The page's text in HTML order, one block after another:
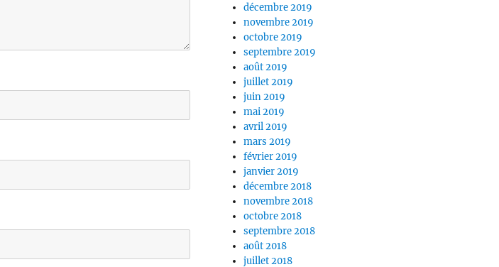
décembre 2019
novembre 2019
octobre 2019
septembre 2019
août 2019
juillet 2019
juin 2019
mai 2019
avril 2019
mars 2019
février 2019
janvier 2019
décembre 2018
novembre 2018
octobre 2018
septembre 2018
août 2018
juillet 2018